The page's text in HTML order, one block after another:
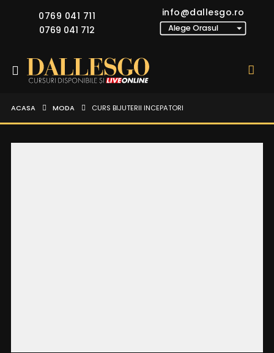
0769 041 711
0769 041 712
info@dallesgo.ro
ACASA MODA CURS BIJUTERII INCEPATORI